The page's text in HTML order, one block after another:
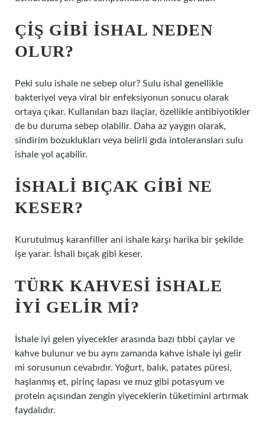
ÇIŞ GIBI ISHAL NEDEN
OLUR?
Peki sulu ishale ne sebep olur? Sulu ishal genellikle
bakteriyel veya viral bir enfeksiyonun sonucu olarak
ortaya çıkar. Kullanılan bazı ilaçlar, özellikle antibiyotikler
de bu duruma sebep olabilir. Daha az yaygın olarak,
sindirim bozuklukları veya belirli gıda intoleransları sulu
ishale yol açabilir.
İSHALI BIÇAK GIBI NE
KESER?
Kurutulmuş karanfiller ani ishale karşı harika bir şekilde
işe yarar. İshali bıçak gibi keser.
TÜRK KAHVESI ISHALE
IYI GELIR MI?
İshale iyi gelen yiyecekler arasında bazı tıbbi çaylar ve
kahve bulunur ve bu aynı zamanda kahve ishale iyi gelir
mi sorusunun cevabıdır. Yoğurt, balık, patates püresi,
haşlanmış et, pirinç lapası ve muz gibi potasyum ve
protein açısından zengin yiyeceklerin tüketimini artırmak
faydalıdır.